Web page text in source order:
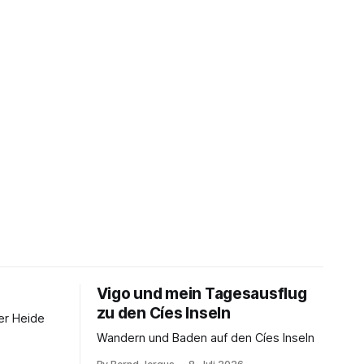
Heide
Vigo und mein Tagesausflug
zu den Cíes Inseln
Wandern und Baden auf den Cíes Inseln